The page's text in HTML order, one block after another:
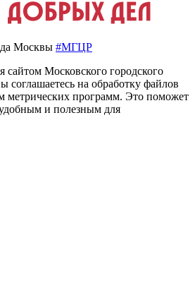
Москвы #МГЦР
сайтом Московского городского
соглашаетесь на обработку файлов
метрических программ. Это поможет
и полезным для